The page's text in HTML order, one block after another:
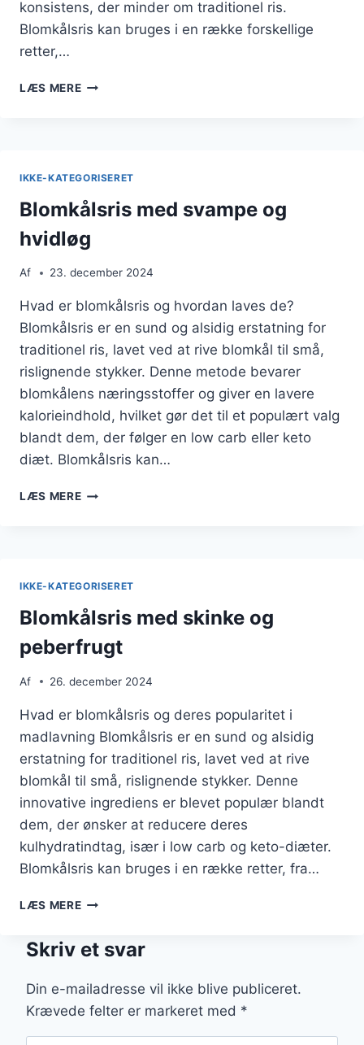
konsistens, der minder om traditionel ris.
Blomkålsris kan bruges i en række forskellige
retter,…
LÆS MEREBLOMKÅLSRIS
RET
IKKE-KATEGORISERET
Blomkålsris med svampe og
hvidløg
Af 23. december 2024
Hvad er blomkålsris og hvordan laves de?
Blomkålsris er en sund og alsidig erstatning for
traditionel ris, lavet ved at rive blomkål til små,
rislignende stykker. Denne metode bevarer
blomkålens næringsstoffer og giver en lavere
kalorieindhold, hvilket gør det til et populært valg
blandt dem, der følger en low carb eller keto
diæt. Blomkålsris kan…
LÆS MEREBLOMKÅLSRIS
IKKE-KATEGORISERET
Blomkålsris med skinke og
peberfrugt
Af 26. december 2024
Hvad er blomkålsris og deres popularitet i
madlavning Blomkålsris er en sund og alsidig
erstatning for traditionel ris, lavet ved at rive
blomkål til små, rislignende stykker. Denne
innovative ingrediens er blevet populær blandt
dem, der ønsker at reducere deres
kulhydratindtag, især i low carb og keto-diæter.
Blomkålsris kan bruges i en række retter, fra…
LÆS MEREBLOMKÅLSRIS
OG
Skriv et svar
Din e-mailadresse vil ikke blive publiceret.
Krævede felter er markeret med *